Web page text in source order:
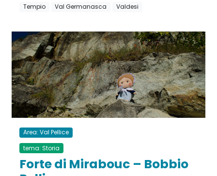
Tempio
Val Germanasca Valdesi
Area: Val Pellice
tema: Storia
Forte di Mirabouc – Bobbio